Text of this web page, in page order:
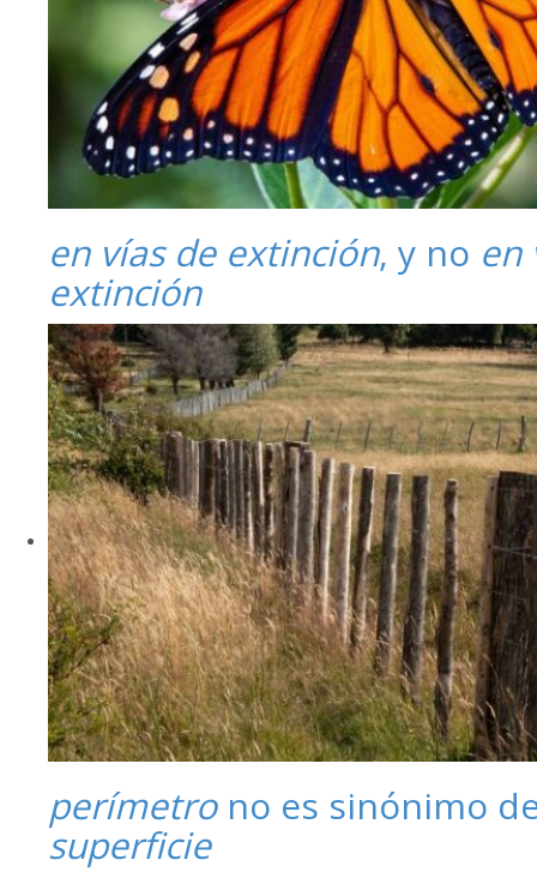
en vías de extinción, y no en
extinción
perímetrono es sinónimo
superficie